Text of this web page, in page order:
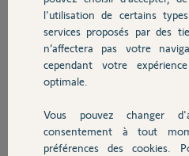
Autres produits
Devis avec un pro
Réponses
Bonjour Gérard
Jean-Luc B. il y a plus
l'utilisation de certains
services proposés par des
n’affectera pas votre
cependant votre
optimale.
Vous pouvez changer
consentement à tout
préférences des cookies.